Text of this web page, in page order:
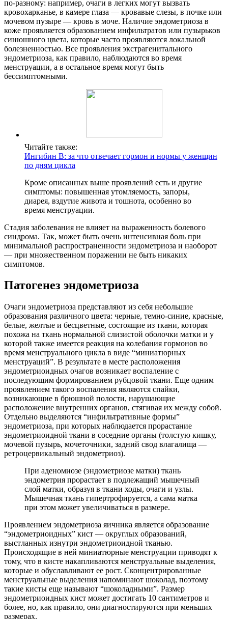
по-разному: например, очаги в легких могут вызвать
кровохарканье, в камере глаза — кровавые слезы, в почке или
мочевом пузыре — кровь в моче. Наличие эндометриоза в
коже проявляется образованием инфильтратов или пузырьков
синюшного цвета, которые часто проявляются локальной
болезненностью. Все проявления экстрагенитального
эндометриоза, как правило, наблюдаются во время
менструации, а в остальное время могут быть
бессимптомными.
Читайте также:
Ингибин В: за что отвечает гормон и нормы у женщин
по дням цикла
Кроме описанных выше проявлений есть и другие
симптомы: повышенная утомляемость, запоры,
диарея, вздутие живота и тошнота, особенно во
время менструации.
Стадия заболевания не влияет на выраженность болевого
синдрома. Так, может быть очень интенсивная боль при
минимальной распространенности эндометриоза и наоборот
— при множественном поражении не быть никаких
симптомов.
Патогенез эндометриоза
Очаги эндометриоза представляют из себя небольшие
образования различного цвета: черные, темно-синие, красные,
белые, желтые и бесцветные, состоящие из ткани, которая
похожа на ткань нормальной слизистой оболочки матки и у
которой также имеется реакция на колебания гормонов во
время менструального цикла в виде “миниатюрных
менструаций”. В результате в месте расположения
эндометриоидных очагов возникает воспаление с
последующим формированием рубцовой ткани. Еще одним
проявлением такого воспаления являются спайки,
возникающие в брюшной полости, нарушающие
расположение внутренних органов, стягивая их между собой.
Отдельно выделяются “инфильтративные формы”
эндометриоза, при которых наблюдается прорастание
эндометриоидной ткани в соседние органы (толстую кишку,
мочевой пузырь, мочеточники, задний свод влагалища —
ретроцервикальный эндометриоз).
При аденомиозе (эндометриозе матки) ткань
эндометрия прорастает в подлежащий мышечный
слой матки, образуя в ткани ходы, очаги и узлы.
Мышечная ткань гипертрофируется, а сама матка
при этом может увеличиваться в размере.
Проявлением эндометриоза яичника является образование
“эндометриоидных” кист — округлых образований,
выстланных изнутри эндометриоидной тканью.
Происходящие в ней миниатюрные менструации приводят к
тому, что в кисте накапливаются менструальные выделения,
которые и обуславливают ее рост. Сконцентрированные
менструальные выделения напоминают шоколад, поэтому
такие кисты еще называют “шоколадными”. Размер
эндометриоидных кист может достигать 10 сантиметров и
более, но, как правило, они диагностируются при меньших
размерах.